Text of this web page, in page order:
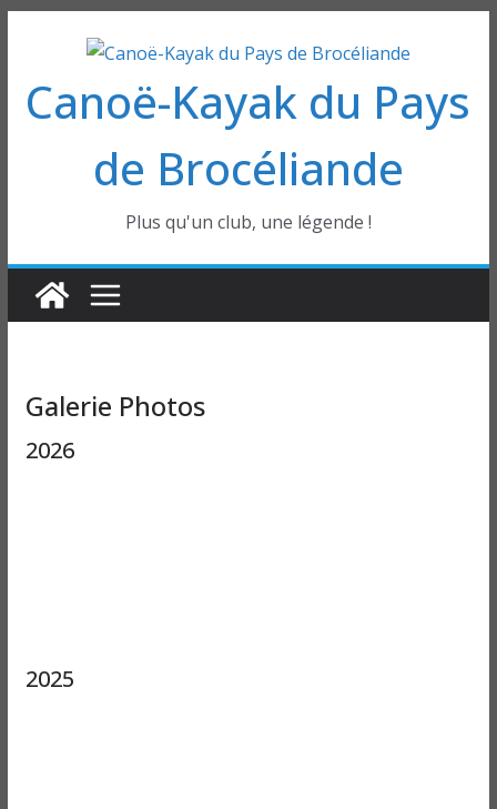
contenu
Canoë-Kayak du Pays
de Brocéliande
Plus qu'un club, une légende !
Galerie Photos
2026
2025